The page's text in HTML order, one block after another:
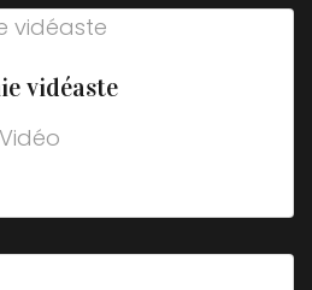
vidéaste